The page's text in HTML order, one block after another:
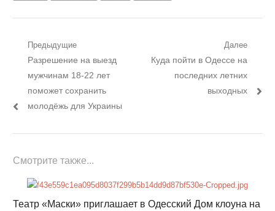
Навигация
записям
Предыдущие
Предыдущий
пост:
Разрешение на выезд
мужчинам 18-22 лет
поможет сохранить
молодёжь для Украины
Далее
Следующий
Куда пойти в Одессе на
последних летних
выходных
Смотрите также...
Театр «Маски» приглашает в Одесский Дом клоуна на